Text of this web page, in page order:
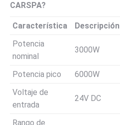
CARSPA?
Característica
Descripción
Potencia
nominal
3000W
Potencia pico
6000W
Voltaje de
entrada
24V DC
Rango de